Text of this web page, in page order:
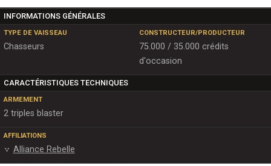
INFORMATIONS GÉNÉRALES
TYPE DE VAISSEAU
Chasseurs
CONSTRUCTEUR/PRODUCTEUR
75.000 / 35.000 crédits
d'occasion
CARACTÉRISTIQUES TECHNIQUES
ARMEMENT
2 triples blaster
AFFILIATIONS
Alliance Rebelle